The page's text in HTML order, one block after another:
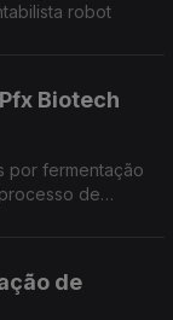
robot
Biotech
por fermentação
de
de